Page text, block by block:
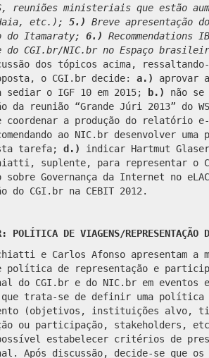
reuniões ministeriais que estão
etc.); 5.)
Breve apresentação
do Itamaraty; 6.)
Recommendations
do CGI.br/NIC.br no Espaço
dos tópicos acima,
o CGI.br decide: a.)
aprovar
o IGF 10 em 2015; b.)
não se
da reunião “Grande Júri 2013” do
coordenar a produção do relatório
ao NIC.br desenvolver uma
tarefa; d.) indicar Hartmut
suplente, para representar o
sobre Governança da Internet no
do CGI.br na CEBIT 2012.
POLÍTICA DE VIAGENS/REPRESENTAÇÃO
e Carlos Afonso apresentam a
política de representação e
do CGI.br e do NIC.br em eventos
que trata-se de definir uma política
(objetivos, instituições alvo,
ou participação, stakeholders,
estabelecer critérios de
Após discussão, decide-se que os